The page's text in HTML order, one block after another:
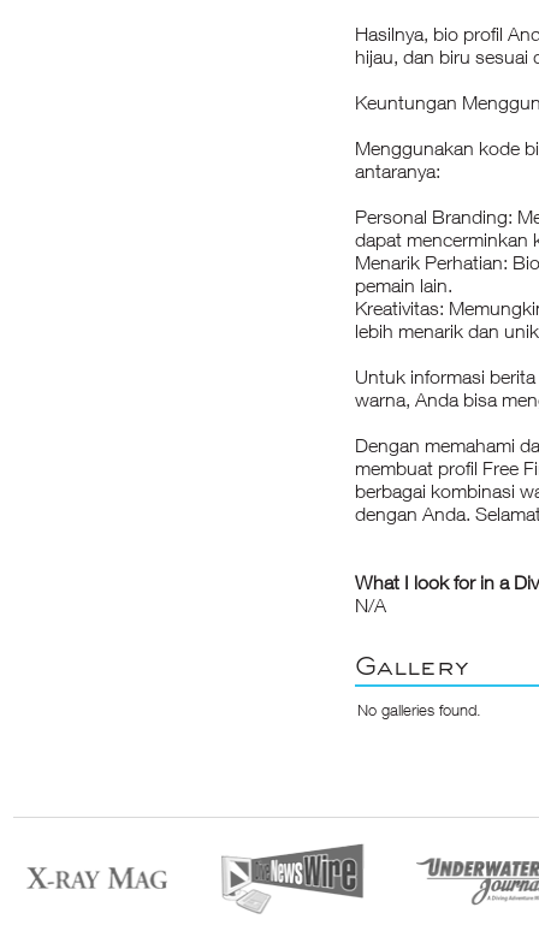
Hasilnya, bio profil
hijau, dan biru sesuai
Keuntungan
Menggunakan kode
antaranya:
Personal Branding:
dapat mencerminkan
Menarik Perhatian:
pemain lain.
Kreativitas:
lebih menarik dan
Untuk informasi
warna, Anda bisa
Dengan memahami
membuat profil Free
berbagai kombinasi
dengan Anda.
What I look for in a
N/A
Gallery
No galleries found.